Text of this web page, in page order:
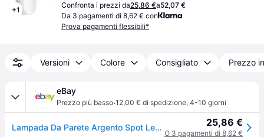
+1
Confronta i prezzi da25,86 €a52,07 €
Da 3 pagamenti di 8,62 € con
Prova pagamenti flessibili*
Versioni Colore Consigliato Prezzo
eBay
Prezzo più basso·12,00 € di spedizione, 4-10 giorni
Lampada Da Parete Argento Spot Led 4w 270lm Ip20 915004146001 25,86 €
O 3 pagamenti di 8,62 €